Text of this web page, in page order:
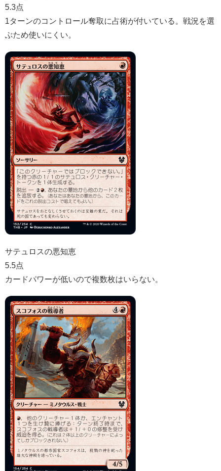
5.3点
1ターンのコントロール奪取に占術が付いている。戦況を選
ぶため使いにくい。
サテュロスの悪知恵
5.5点
カードパワーが低いので複数枚はいらない。